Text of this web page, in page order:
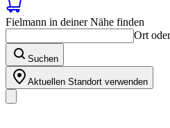
Fielmann in deiner Nähe finden
Ort
Suchen
Aktuellen Standort verwenden